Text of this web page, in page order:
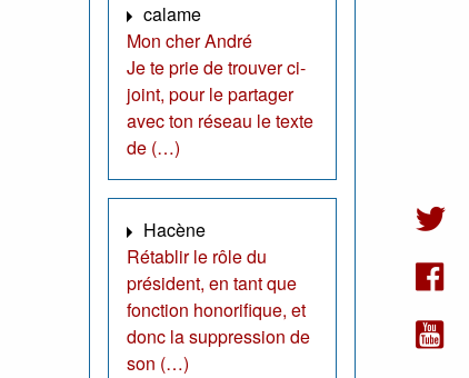
calame
Mon cher André
Je te prie de trouver ci-
joint, pour le partager
avec ton réseau le texte
de (…)
Hacène
Rétablir le rôle du
président, en tant que
fonction honorifique, et
donc la suppression de
son (…)